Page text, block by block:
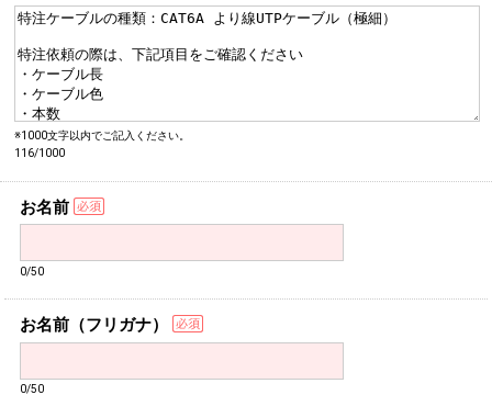
※1000文字以内でご記入ください。
116/1000
お名前
0/50
お名前（フリガナ）
0/50